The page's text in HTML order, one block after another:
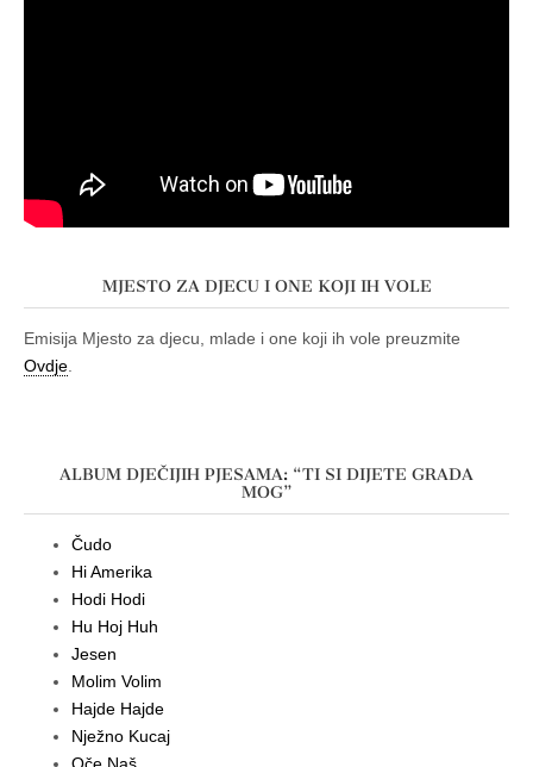
MJESTO ZA DJECU I ONE KOJI IH VOLE
Emisija Mjesto za djecu, mlade i one koji ih vole preuzmite
Ovdje
ALBUM DJEČIJIH PJESAMA: “TI SI DIJETE GRADA
MOG”
Čudo
Hi Amerika
Hodi Hodi
Hu Hoj Huh
Jesen
Molim Volim
Hajde Hajde
Nježno Kucaj
Oče Naš